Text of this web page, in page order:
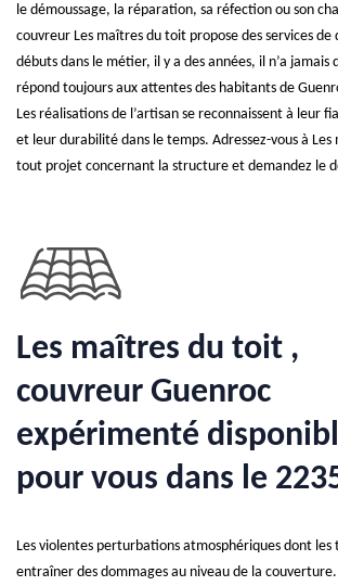
le démoussage, la réparation, sa réfection ou son
couvreur Les maîtres du toit propose des services de
débuts dans le métier, il y a des années, il n’a jamais
répond toujours aux attentes des habitants de
Les réalisations de l’artisan se reconnaissent à leur
et leur durabilité dans le temps. Adressez-vous à
tout projet concernant la structure et demandez le
Les maîtres du toit ,
couvreur Guenroc
expérimenté
pour vous dans le
Les violentes perturbations atmosphériques dont
entraîner des dommages au niveau de la